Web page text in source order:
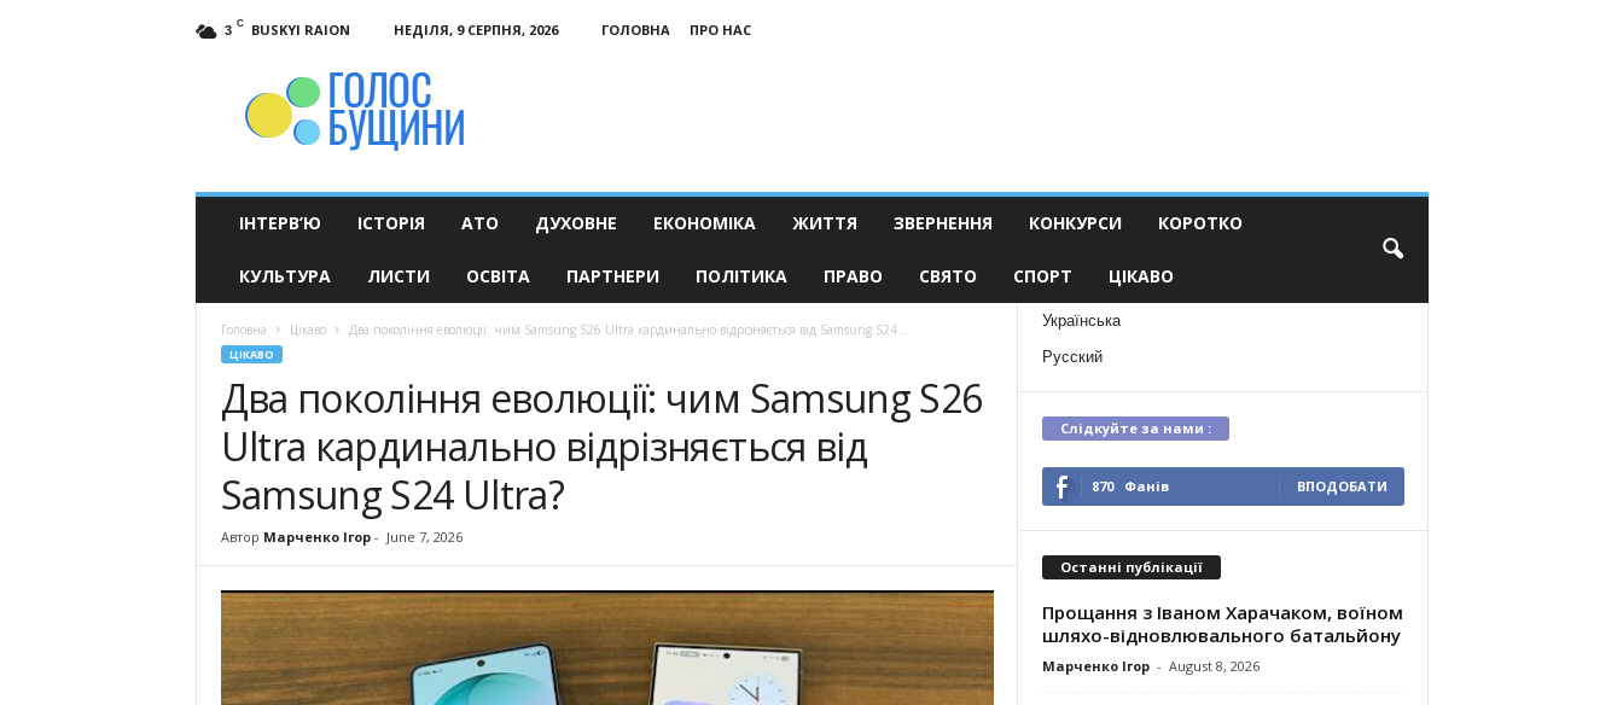
3 C BUSKYI RAION НЕДІЛЯ, 9 СЕРПНЯ, 2026 ГОЛОВНА
ПРО НАС
ІНТЕРВ’Ю ІСТОРІЯ АТО ДУХОВНЕ ЕКОНОМІКА ЖИТТЯ ЗВЕРНЕННЯ КОНКУРСИ КОРОТКО
КУЛЬТУРА ЛИСТИ ОСВІТА ПАРТНЕРИ ПОЛІТИКА ПРАВО СВЯТО СПОРТ ЦІКАВО
Головна Цікаво Два покоління еволюції: чим Samsung S26 Ultra кардинально відрізняється від Samsung S24...
ЦІКАВО
Два покоління еволюції: чим Samsung S26
Ultra кардинально відрізняється від
Samsung S24 Ultra?
Автор Марченко Ігор- June 7, 2026
Українська
Русский
Слідкуйте за нами :
870 Фанів ВПОДОБАТИ
Останні публікації
Прощання з Іваном Харачаком, воїном
шляхо-відновлювального батальйону
Марченко Ігор - August 8, 2026